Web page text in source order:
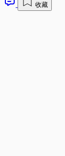
收藏